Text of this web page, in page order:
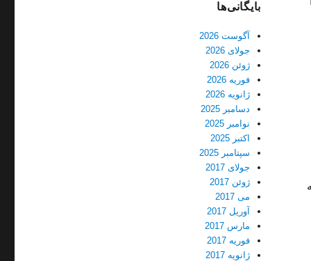
بایگانی‌ها
آگوست 2026
جولای 2026
ژوئن 2026
فوریه 2026
ژانویه 2026
دسامبر 2025
نوامبر 2025
اکتبر 2025
سپتامبر 2025
جولای 2017
ژوئن 2017
می 2017
آوریل 2017
مارس 2017
فوریه 2017
ژانویه 2017